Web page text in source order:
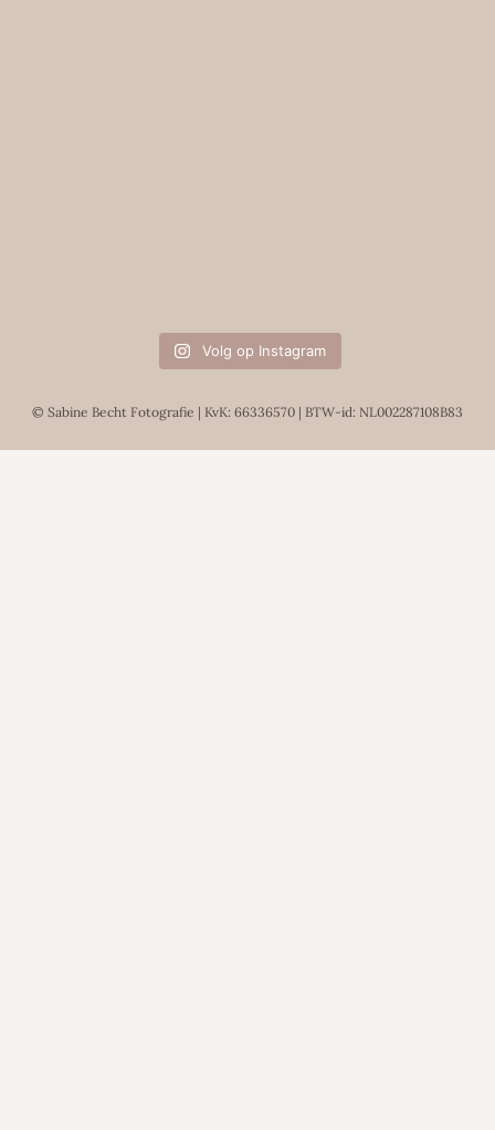
Volg op Instagram
© Sabine Becht Fotografie | KvK: 66336570 | BTW-id: NL002287108B83